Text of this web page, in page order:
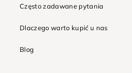
Często zadawane pytania
Dlaczego warto kupić u nas
Blog